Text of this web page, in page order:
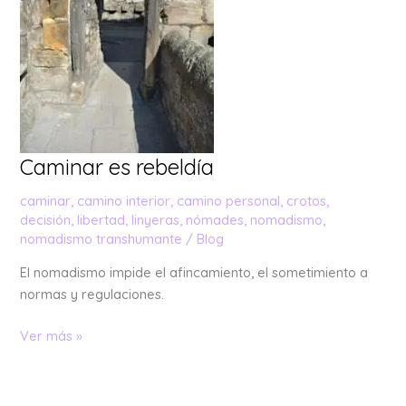
Caminar es rebeldía
caminar, camino interior, camino personal, crotos,
decisión, libertad, linyeras, nómades, nomadismo,
nomadismo transhumante / Blog
El nomadismo impide el afincamiento, el sometimiento a
normas y regulaciones.
Ver más »